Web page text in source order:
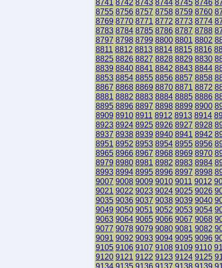
8741 8742 8743 8744 8745 8746
8755 8756 8757 8758 8759 8760
8769 8770 8771 8772 8773 8774
8783 8784 8785 8786 8787 8788
8797 8798 8799 8800 8801 8802
8811 8812 8813 8814 8815 8816
8825 8826 8827 8828 8829 8830
8839 8840 8841 8842 8843 8844
8853 8854 8855 8856 8857 8858
8867 8868 8869 8870 8871 8872
8881 8882 8883 8884 8885 8886
8895 8896 8897 8898 8899 8900
8909 8910 8911 8912 8913 8914
8923 8924 8925 8926 8927 8928
8937 8938 8939 8940 8941 8942
8951 8952 8953 8954 8955 8956
8965 8966 8967 8968 8969 8970
8979 8980 8981 8982 8983 8984
8993 8994 8995 8996 8997 8998
9007 9008 9009 9010 9011 9012
9021 9022 9023 9024 9025 9026
9035 9036 9037 9038 9039 9040
9049 9050 9051 9052 9053 9054
9063 9064 9065 9066 9067 9068
9077 9078 9079 9080 9081 9082
9091 9092 9093 9094 9095 9096
9105 9106 9107 9108 9109 9110
9120 9121 9122 9123 9124 9125
9134 9135 9136 9137 9138 9139